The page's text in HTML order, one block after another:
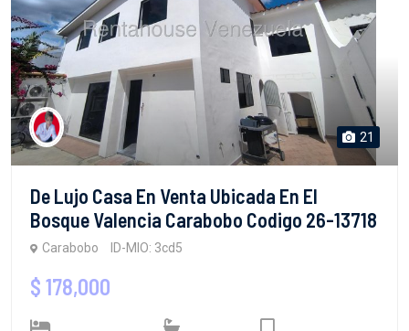
21
De Lujo Casa En Venta Ubicada En El
Bosque Valencia Carabobo Codigo 26-13718
Carabobo ID-MIO: 3cd5
$ 178,000